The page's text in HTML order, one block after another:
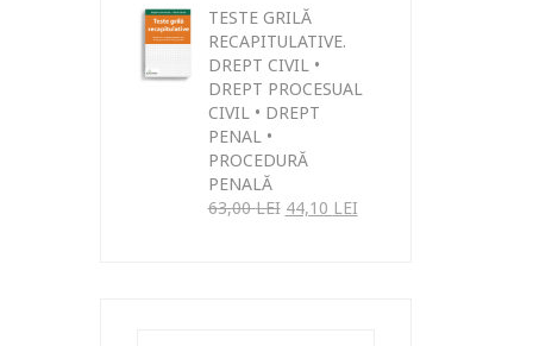
TESTE GRILĂ
RECAPITULATIVE.
DREPT CIVIL •
DREPT PROCESUAL
CIVIL • DREPT
PENAL •
PROCEDURĂ
PENALĂ
63,00LEI 44,10 LEI